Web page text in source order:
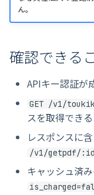
ん。
確認できる
APIキー認証が
GET /v1/
スを取得でき
レスポンスに
/v1/getpdf/:id
キャッシュ済み